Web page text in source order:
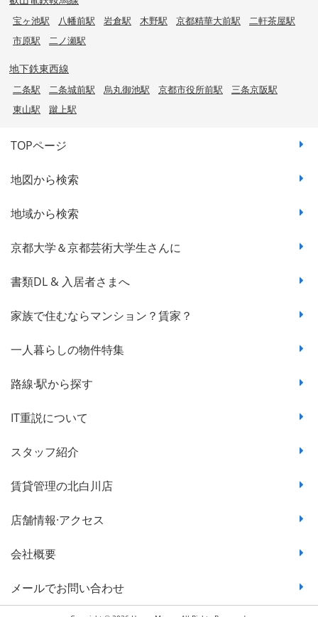
宝ヶ池駅 八幡前駅 岩倉駅 木野駅 京都精華大前駅
二軒茶屋駅
市原駅
二ノ瀬駅
地下鉄東西線
二条駅 二条城前駅 烏丸御池駅 京都市役所前駅
三条京阪駅
東山駅
蹴上駅
TOPページ
地図から検索
地域から検索
京都大学＆京都芸術大学生さんに
書類DL & 入居者さまへ
家族で住むならマンション？賃家？
一人暮らしの物件特集
路線·駅から探す
IT重説について
スタッフ紹介
賃貸管理の北白川店
店舗情報·アクセス
会社概要
メールでお問い合わせ